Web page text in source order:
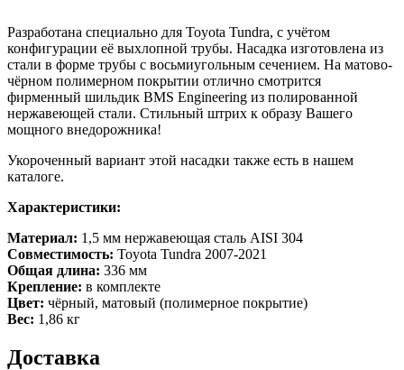
Разработана специально для Toyota Tundra, с учётом
конфигурации её выхлопной трубы. Насадка изготовлена из
стали в форме трубы с восьмиугольным сечением. На матово-
чёрном полимерном покрытии отлично смотрится
фирменный шильдик BMS Engineering из полированной
нержавеющей стали. Стильный штрих к образу Вашего
мощного внедорожника!
Укороченный вариант этой насадки также есть в нашем
каталоге.
Характеристики:
Материал: 1,5 мм нержавеющая сталь AISI 304
Совместимость: Toyota Tundra 2007-2021
Общая длина: 336 мм
Крепление: в комплекте
Цвет: чёрный, матовый (полимерное покрытие)
Вес: 1,86 кг
Доставка